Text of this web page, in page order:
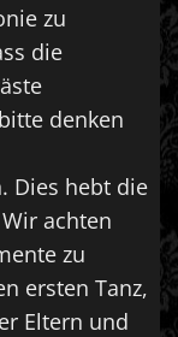
zu
die
denken
Dies hebt die
achten
zu
ersten Tanz,
Eltern und